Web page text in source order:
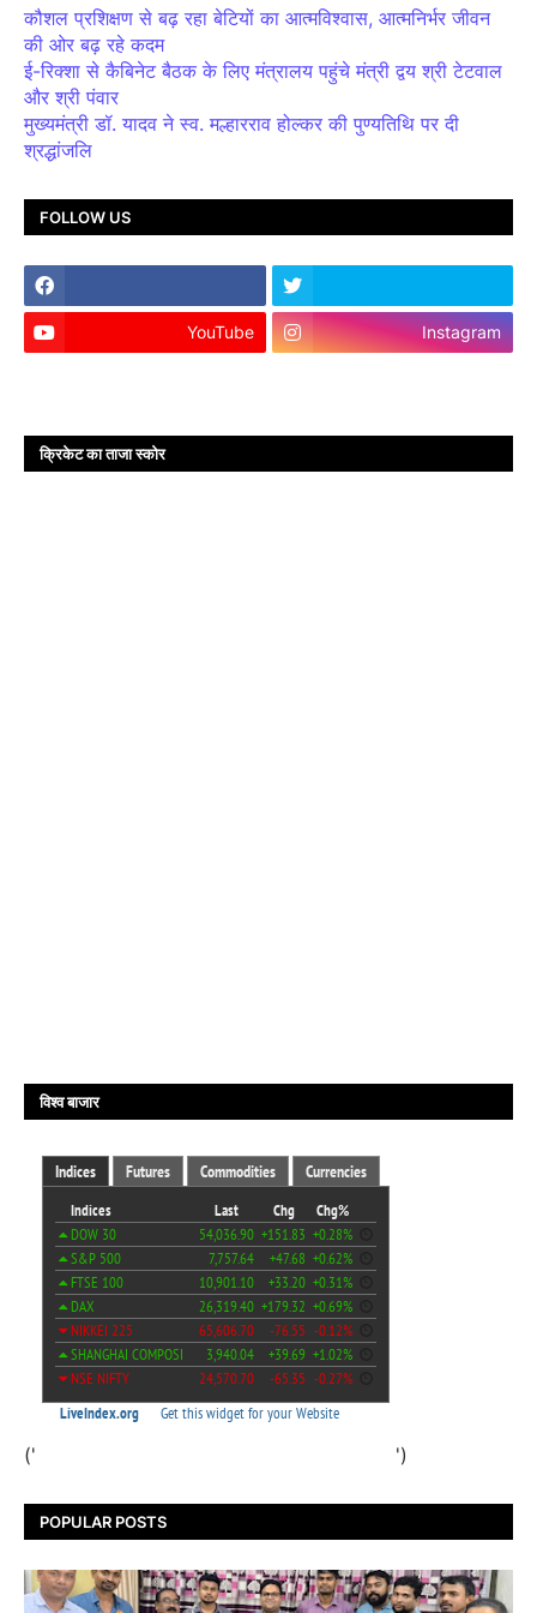
कौशल प्रशिक्षण से बढ़ रहा बेटियों का आत्मविश्वास, आत्मनिर्भर जीवन
की ओर बढ़ रहे कदम
ई-रिक्शा से कैबिनेट बैठक के लिए मंत्रालय पहुंचे मंत्री द्वय श्री टेटवाल
और श्री पंवार
मुख्यमंत्री डॉ. यादव ने स्व. मल्हारराव होल्कर की पुण्यतिथि पर दी
श्रद्धांजलि
FOLLOW US
YouTube Instagram
क्रिकेट का ताजा स्कोर
विश्व बाजार
(' ')
POPULAR POSTS